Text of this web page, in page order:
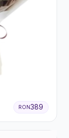
RON389